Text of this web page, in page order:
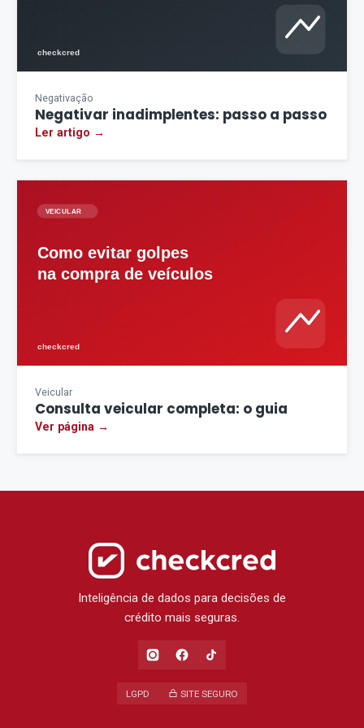
Negativação
Negativar inadimplentes: passo a passo
Ler artigo →
Veicular
Consulta veicular completa: o guia
Ver página →
Inteligência de dados para decisões de
crédito mais seguras.
LGPD SITE SEGURO